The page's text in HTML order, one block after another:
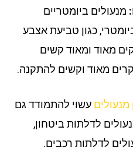
ביומטריים
כגון טביעת אצבע
ומאוד קשים
מאוד וקשים להתקנה.
עשוי להתמודד גם
לדלתות ביטחון,
לדלתות רכבים.